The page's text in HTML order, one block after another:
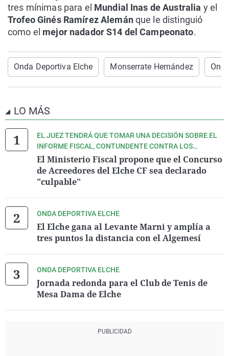
tres mínimas para el Mundial Inas de Australia y el
Trofeo Ginés Ramírez Alemánque le distinguió
como el mejor nadador S14 del Campeonato.
Onda Deportiva Elche Monserrate Hernández
LO MÁS
EL JUEZ TENDRÁ QUE TOMAR UNA DECISIÓN SOBRE EL
INFORME FISCAL, CONTUNDENTE CONTRA LOS
IMPLICADOS
El Ministerio Fiscal propone que el Concurso
de Acreedores del Elche CF sea declarado
"culpable"
ONDA DEPORTIVA ELCHE
El Elche gana al Levante Marni y amplía a
tres puntos la distancia con el Algemesí
ONDA DEPORTIVA ELCHE
Jornada redonda para el Club de Tenis de
Mesa Dama de Elche